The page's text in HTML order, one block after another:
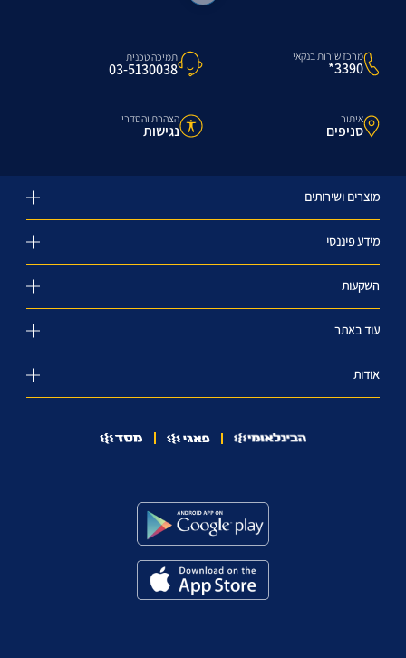
מרכז שירות בנקאי
3390*
תמיכה טכנית
03-5130038
איתור
סניפים
הצהרת והסדרי
נגישות
מוצרים ושירותים
מידע פיננסי
השקעות
עוד באתר
אודות